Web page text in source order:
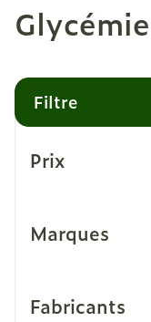
Glycémie
Filtre
Prix
Marques
Fabricants